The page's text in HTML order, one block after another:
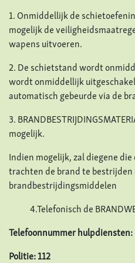
1. Onmiddellijk de
mogelijk de
wapens uitvoeren.
2. De schietstand wordt
wordt onmiddellijk
automatisch gebeurde via de
3.
mogelijk.
Indien mogelijk, zal diegene
trachten de brand te bestrijden
brandbestrijdingsmiddelen
4.Telefonisch de
Telefoonnummer hulpdiensten:
Politie: 112